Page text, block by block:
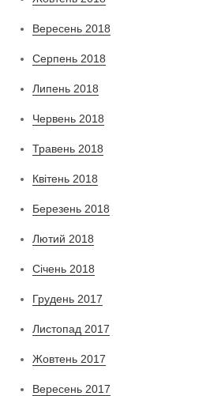
Вересень 2018
Серпень 2018
Липень 2018
Червень 2018
Травень 2018
Квітень 2018
Березень 2018
Лютий 2018
Січень 2018
Грудень 2017
Листопад 2017
Жовтень 2017
Вересень 2017